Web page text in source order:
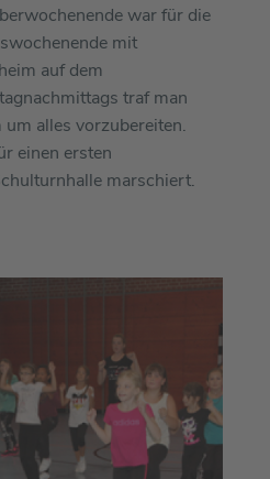
war für die
mit
auf dem
traf man
alles vorzubereiten.
einen ersten
marschiert.